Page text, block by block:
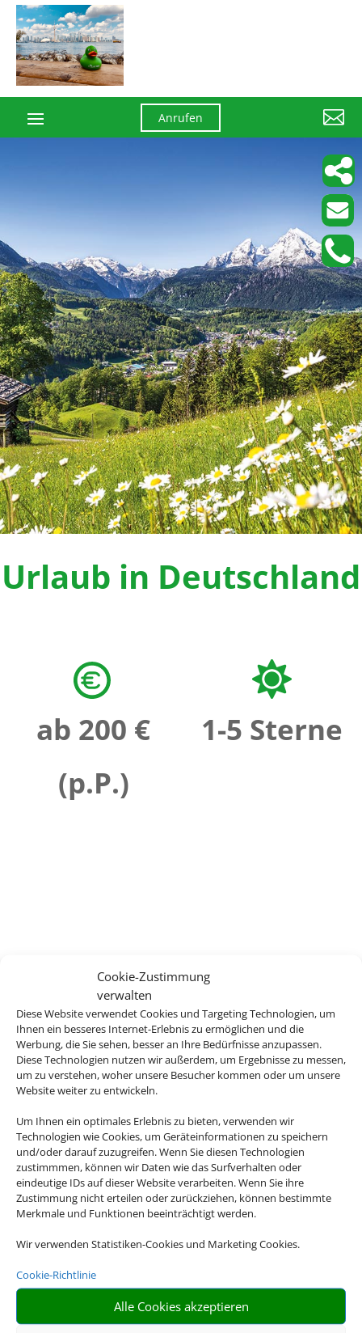
Cookie-Zustimmung
verwalten
Diese Website verwendet Cookies und Targeting Technologien, um
Ihnen ein besseres Internet-Erlebnis zu ermöglichen und die
Werbung, die Sie sehen, besser an Ihre Bedürfnisse anzupassen.
Diese Technologien nutzen wir außerdem, um Ergebnisse zu messen,
um zu verstehen, woher unsere Besucher kommen oder um unsere
Website weiter zu entwickeln.
Um Ihnen ein optimales Erlebnis zu bieten, verwenden wir
Technologien wie Cookies, um Geräteinformationen zu speichern
und/oder darauf zuzugreifen. Wenn Sie diesen Technologien
zustimmmen, können wir Daten wie das Surfverhalten oder
eindeutige IDs auf dieser Website verarbeiten. Wenn Sie ihre
Zustimmung nicht erteilen oder zurückziehen, können bestimmte
Merkmale und Funktionen beeinträchtigt werden.
Wir verwenden Statistiken-Cookies und Marketing Cookies.
Cookie-Richtlinie
Alle Cookies akzeptieren
Anrufen 
Urlaub in Deutschland
ab 200 €
(p.P.)
1-5 Sterne